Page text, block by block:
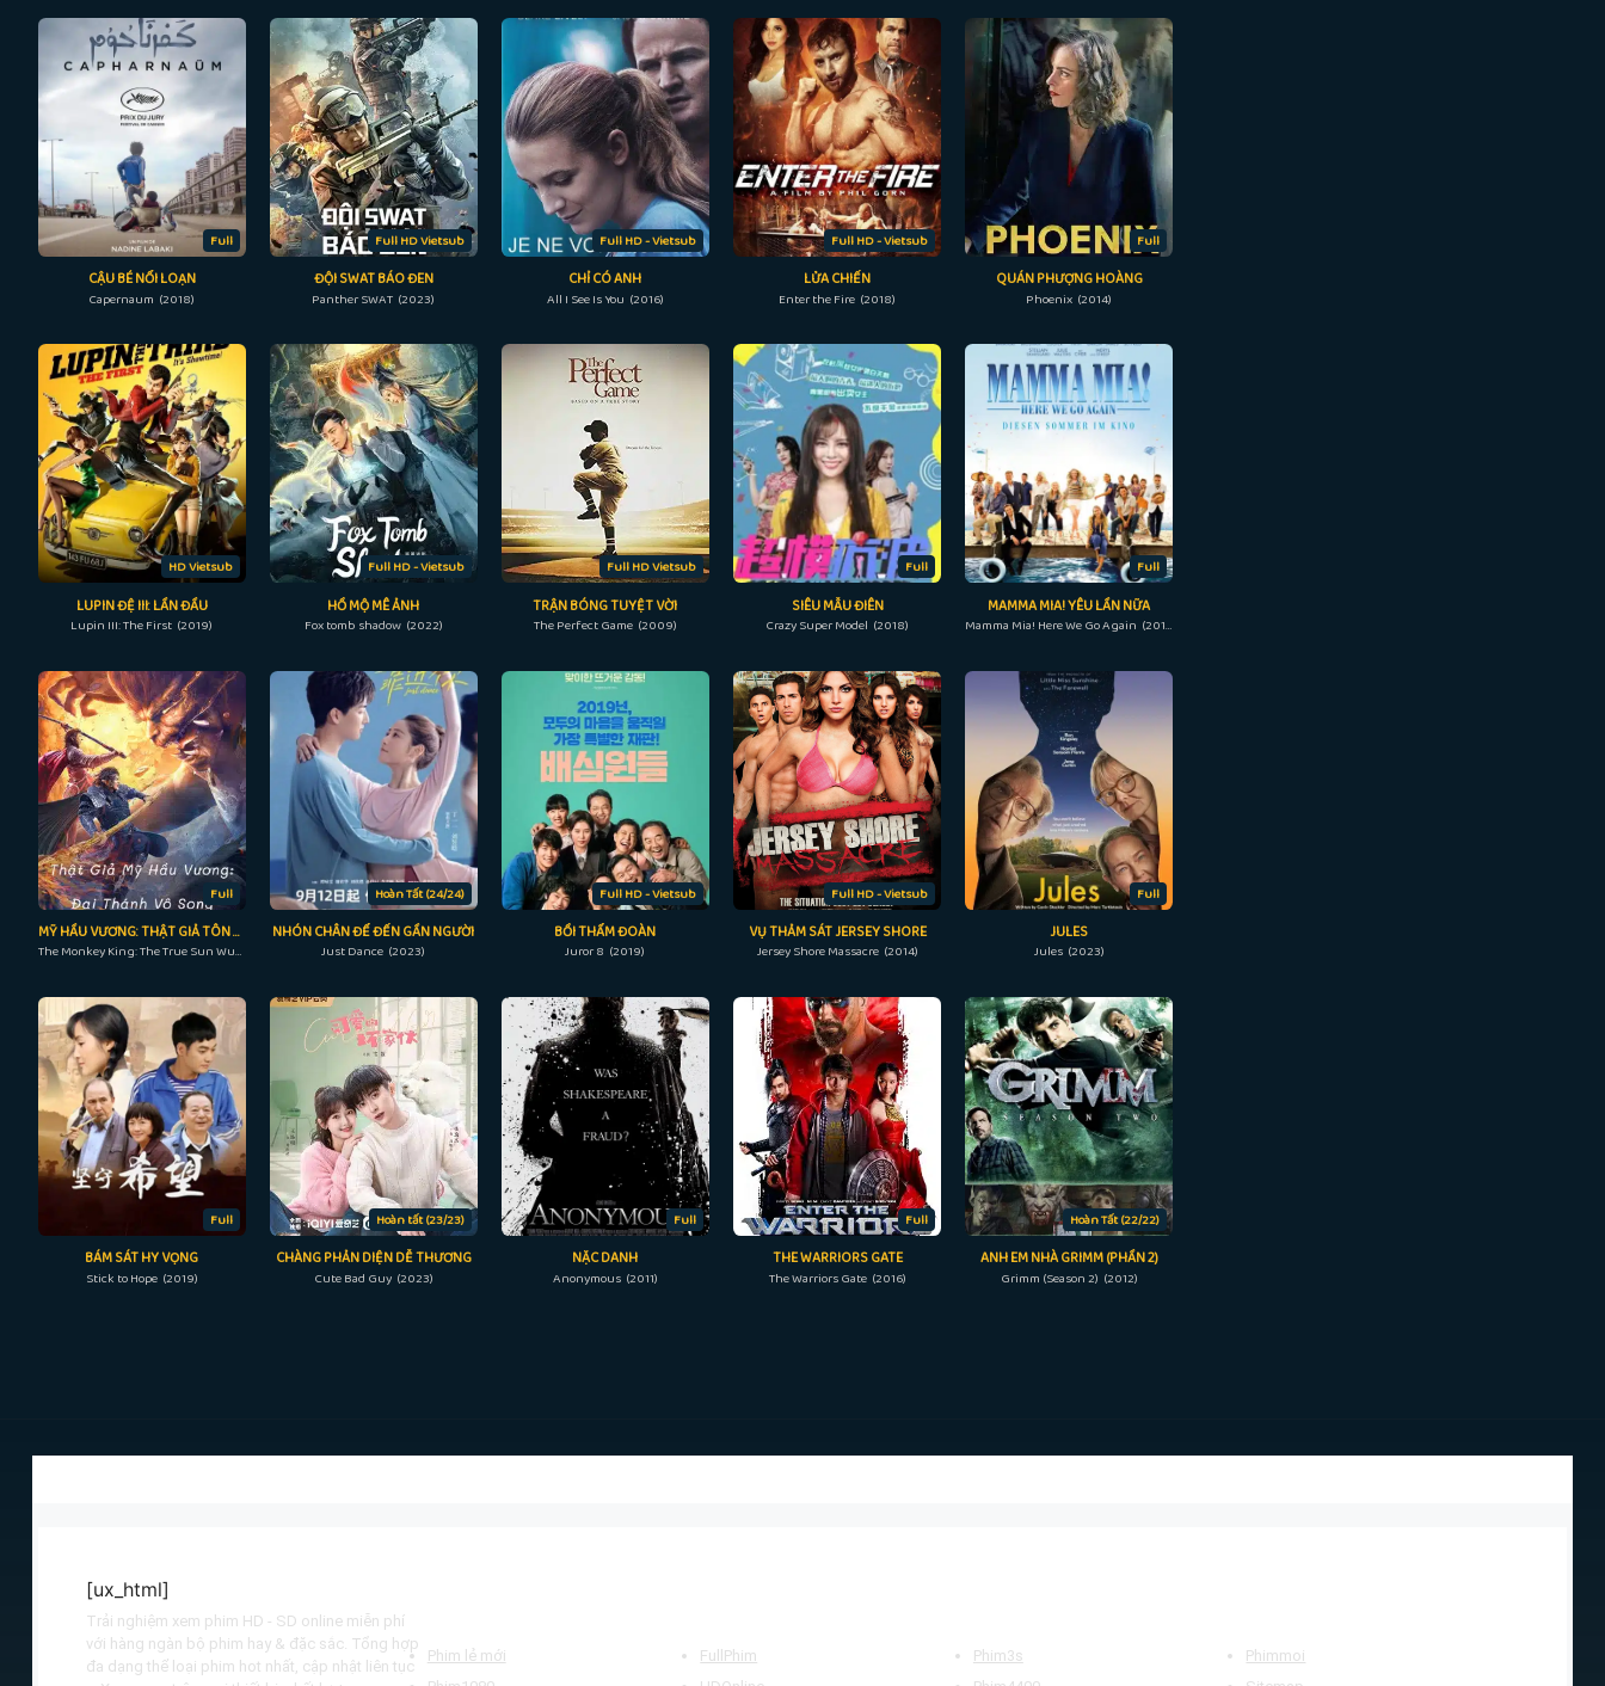
Full
CẬU BÉ NỔI LOẠN
Capernaum (2018)
Full HD Vietsub
ĐỘI SWAT BÁO ĐEN
Panther SWAT (2023)
Full HD - Vietsub
CHỈ CÓ ANH
All I See Is You (2016)
Full HD - Vietsub
LỬA CHIẾN
Enter the Fire (2018)
Full
QUÁN PHƯỢNG HOÀNG
Phoenix (2014)
HD Vietsub
LUPIN ĐỆ III: LẦN ĐẦU
Lupin III: The First (2019)
Full HD - Vietsub
HỒ MỘ MÊ ẢNH
Fox tomb shadow (2022)
Full HD Vietsub
TRẬN BÓNG TUYỆT VỜI
The Perfect Game (2009)
Full
SIÊU MẪU ĐIÊN
Crazy Super Model (2018)
Full
MAMMA MIA! YÊU LẦN NỮA
Mamma Mia! Here We Go Again (2018)
Full
MỸ HẦU VƯƠNG: THẬT GIẢ TÔN NGỘ KHÔNG
The Monkey King: The True Sun Wukong (2019)
Hoàn Tất (24/24)
NHÓN CHÂN ĐỂ ĐẾN GẦN NGƯỜI
Just Dance (2023)
Full HD - Vietsub
BỒI THẨM ĐOÀN
Juror 8 (2019)
Full HD - Vietsub
VỤ THẢM SÁT JERSEY SHORE
Jersey Shore Massacre (2014)
Full
JULES
Jules (2023)
Full
BÁM SÁT HY VỌNG
Stick to Hope (2019)
Hoàn tất (23/23)
CHÀNG PHẢN DIỆN DỄ THƯƠNG
Cute Bad Guy (2023)
Full
NẶC DANH
Anonymous (2011)
Full
THE WARRIORS GATE
The Warriors Gate (2016)
Hoàn Tất (22/22)
ANH EM NHÀ GRIMM (PHẦN 2)
Grimm (Season 2) (2012)